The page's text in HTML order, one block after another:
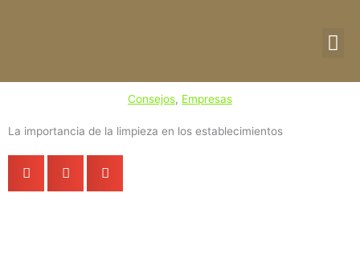
Consejos, Empresas
La importancia de la limpieza en los establecimientos